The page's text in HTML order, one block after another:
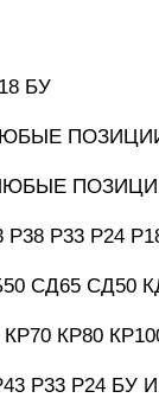
БУ
Р33 Р24
СД65 СД50
КР80
Р33 Р24 БУ